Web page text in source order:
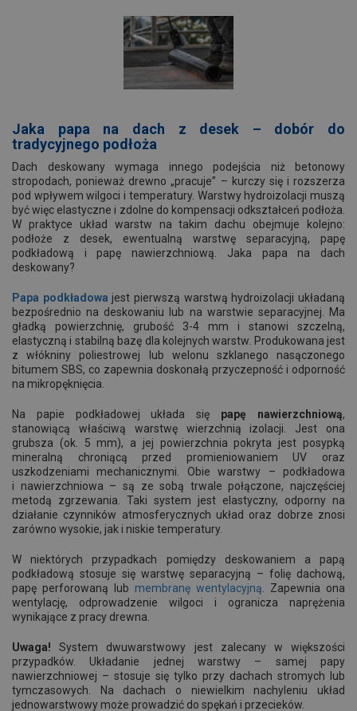
Jaka papa na dach z desek – dobór do
tradycyjnego podłoża
Dach deskowany wymaga innego podejścia niż betonowy
stropodach, ponieważ drewno „pracuje” – kurczy się i rozszerza
pod wpływem wilgoci i temperatury. Warstwy hydroizolacji muszą
być więc elastyczne i zdolne do kompensacji odkształceń podłoża.
W praktyce układ warstw na takim dachu obejmuje kolejno:
podłoże z desek, ewentualną warstwę separacyjną, papę
podkładową i papę nawierzchniową. Jaka papa na dach
deskowany?
Papa podkładowa jest pierwszą warstwą hydroizolacji układaną
bezpośrednio na deskowaniu lub na warstwie separacyjnej. Ma
gładką powierzchnię, grubość 3-4 mm i stanowi szczelną,
elastyczną i stabilną bazę dla kolejnych warstw. Produkowana jest
z włókniny poliestrowej lub welonu szklanego nasączonego
bitumem SBS, co zapewnia doskonałą przyczepność i odporność
na mikropęknięcia.
Na papie podkładowej układa się papę nawierzchniową,
stanowiącą właściwą warstwę wierzchnią izolacji. Jest ona
grubsza (ok. 5 mm), a jej powierzchnia pokryta jest posypką
mineralną chroniącą przed promieniowaniem UV oraz
uszkodzeniami mechanicznymi. Obie warstwy – podkładowa
i nawierzchniowa – są ze sobą trwale połączone, najczęściej
metodą zgrzewania. Taki system jest elastyczny, odporny na
działanie czynników atmosferycznych układ oraz dobrze znosi
zarówno wysokie, jak i niskie temperatury.
W niektórych przypadkach pomiędzy deskowaniem a papą
podkładową stosuje się warstwę separacyjną – folię dachową,
papę perforowaną lub membranę wentylacyjną . Zapewnia ona
wentylację, odprowadzenie wilgoci i ogranicza naprężenia
wynikające z pracy drewna.
Uwaga! System dwuwarstwowy jest zalecany w większości
przypadków. Układanie jednej warstwy – samej papy
nawierzchniowej – stosuje się tylko przy dachach stromych lub
tymczasowych. Na dachach o niewielkim nachyleniu układ
jednowarstwowy może prowadzić do spękań i przecieków.